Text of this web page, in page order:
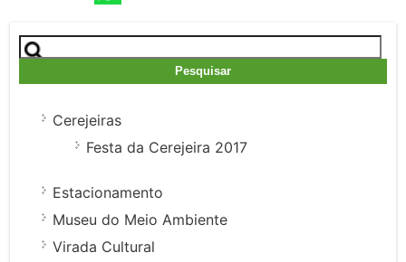
Pesquisar
por:
Cerejeiras
Festa da Cerejeira 2017
Estacionamento
Museu do Meio Ambiente
Virada Cultural